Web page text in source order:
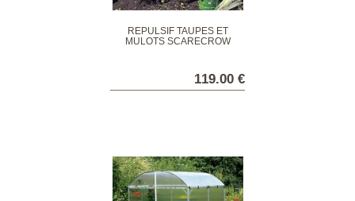
RÉPULSIF TAUPES ET
MULOTS SCARECROW
119.00 €